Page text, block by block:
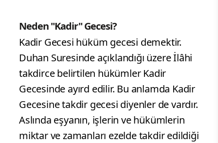
Neden "Kadir" Gecesi?
Kadir Gecesi hüküm gecesi demektir.
Duhan Suresinde açıklandığı üzere İlâhi
takdirce belirtilen hükümler Kadir
Gecesinde ayırd edilir. Bu anlamda Kadir
Gecesine takdir gecesi diyenler de vardır.
Aslında eşyanın, işlerin ve hükümlerin
miktar ve zamanları ezelde takdir edildiği